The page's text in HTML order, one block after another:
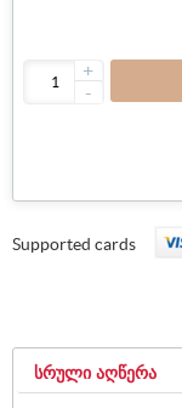
+
-
Supported cards
ᲡᲠᲣᲚᲘ ᲐᲦᲬᲔᲠᲐ